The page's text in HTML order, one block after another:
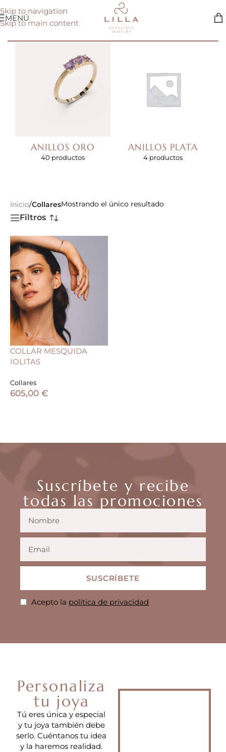
Skip to navigation
Skip to main content
MENÚ
ANILLOS ORO
40 productos
ANILLOS PLATA
4 productos
Inicio/CollaresMostrando el único resultado
Filtros
COLLAR MESQUIDA
IOLITAS
Collares
605,00 €
Suscríbete y recibe
todas las promociones
Acepto la política de privacidad
SUSCRÍBETE
Personaliza
tu joya
Tú eres única y especial
y tu joya también debe
serlo. Cuéntanos tu idea
y la haremos realidad.